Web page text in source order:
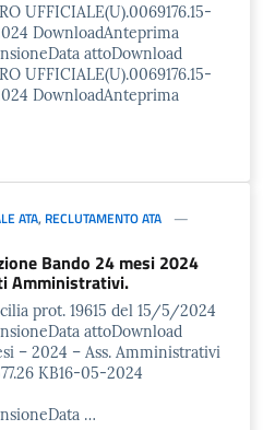
UFFICIALE(U).0069176.15-
DownloadAnteprima
attoDownload
UFFICIALE(U).0069176.15-
DownloadAnteprima
ATA, RECLUTAMENTO ATA
Bando 24 mesi 2024
Amministrativi.
prot. 19615 del 15/5/2024
attoDownload
– 2024 – Ass. Amministrativi
KB16-05-2024
…